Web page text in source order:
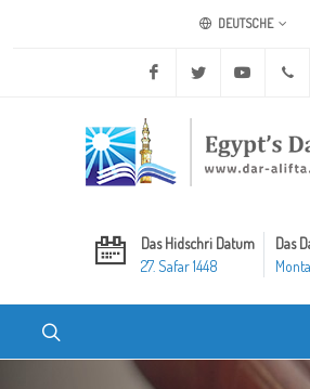
DEUTSCHE
Facebook Twitter Youtube
Das Hidschri Datum
27. Safar 1448
Das